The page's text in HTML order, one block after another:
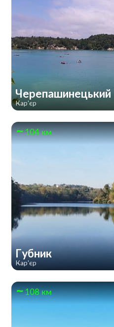
Черепашинецький
Кар'єр
104 км
Губник
Кар'єр
108 км